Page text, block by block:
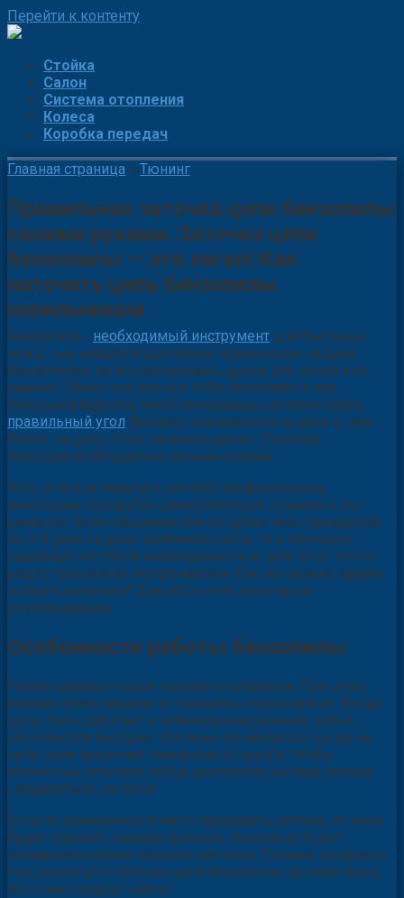
Перейти к контенту
Стойка
Салон
Система отопления
Колеса
Коробка передач
Главная страница » Тюнинг
Правильная заточка цепи бензопилы
своими руками. Заточка цепи
бензопилы — это легко! Как
наточить цепь бензопилы
напильником
Бензопила - необходимый инструмент для бытовых
нужд, Ему найдется достойное применение на даче.
Бензопилой легко распиливать дрова для печки или
камина. Также она хорошо себя проявляет и при
Каждый владелец такой помощницы должен знать
правильный угол Вызвать специалиста на дом, а, тем
более, на дачу, стоит немалых денег. Поэтому
приходится обходиться своими силами.
Хоть и лучше поручать заточку профессионалу,
некоторые лесорубы самостоятельно познали и это
ремесло. Если специалистам по рубке леса приходится
по 3-4 раза за день затачивать цепь, то у обычного
садовода нет такой необходимости в силу того, что он
редко пользуется инструментом. Как же можно самим
освоить ремесло? Для этого есть некоторые
рекомендации.
Особенности работы бензопилы
Распил дерева похож на работу рубанком. При этом
размер среза зависит от толщины ограничителя. Когда
цепь пилы работает в интенсивном режиме, зубья
затупляются быстрее. Это ярко проявляется, когда на
пути цепи предстает поверхность грунта. Чтобы
полностью затупить зубья, достаточно на пару секунд
«зацепиться» за грунт.
Если по возможности часто проводить заточку, то цепь
будет служить гораздо дольше, поскольку будет
сниматься совсем немного металла. Помимо вопроса о
том, какой угол заточки цепи бензопилы должен быть,
это тоже следует знать!